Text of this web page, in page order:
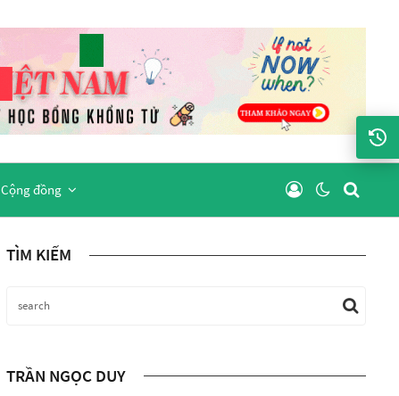
Cộng đồng
TÌM KIẾM
TRẦN NGỌC DUY